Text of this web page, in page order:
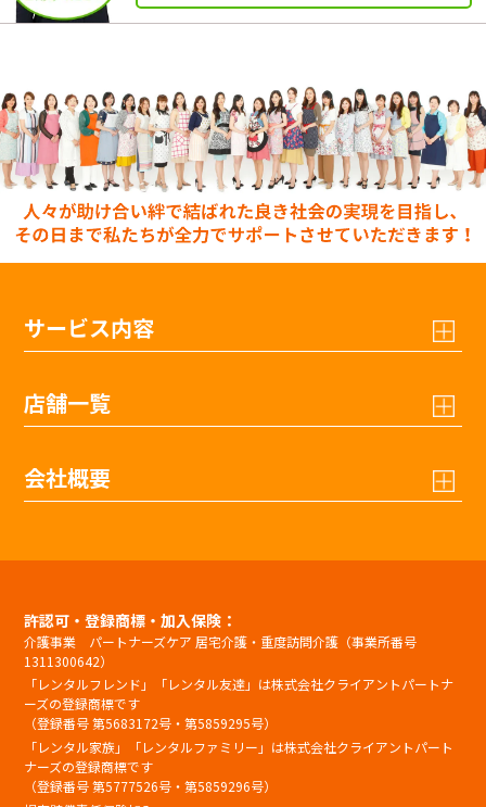
サービス内容
店舗一覧
会社概要
許認可・登録商標・加入保険：
介護事業 パートナーズケア 居宅介護・重度訪問介護（事業所番号
1311300642）
「レンタルフレンド」「レンタル友達」は株式会社クライアントパートナ
ーズの登録商標です
（登録番号 第5683172号・第5859295号）
「レンタル家族」「レンタルファミリー」は株式会社クライアントパート
ナーズの登録商標です
（登録番号 第5777526号・第5859296号）